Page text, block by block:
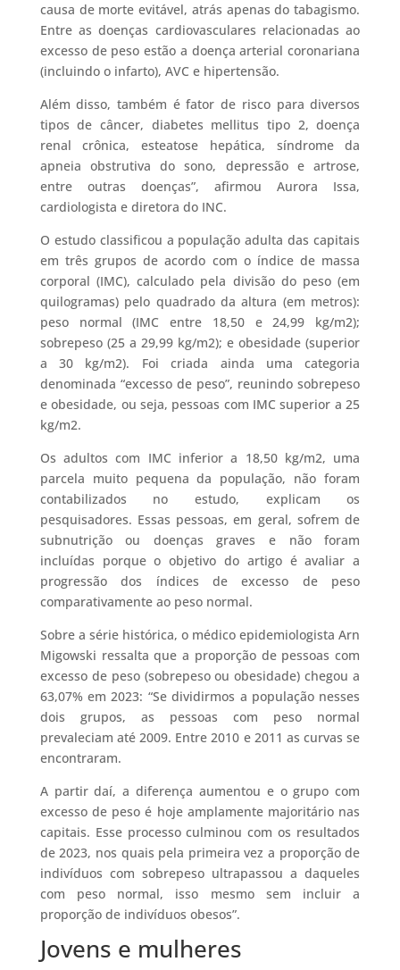
causa de morte evitável, atrás apenas do tabagismo.
Entre as doenças cardiovasculares relacionadas ao
excesso de peso estão a doença arterial coronariana
(incluindo o infarto), AVC e hipertensão.
Além disso, também é fator de risco para diversos
tipos de câncer, diabetes mellitus tipo 2, doença
renal crônica, esteatose hepática, síndrome da
apneia obstrutiva do sono, depressão e artrose,
entre outras doenças”, afirmou Aurora Issa,
cardiologista e diretora do INC.
O estudo classificou a população adulta das capitais
em três grupos de acordo com o índice de massa
corporal (IMC), calculado pela divisão do peso (em
quilogramas) pelo quadrado da altura (em metros):
peso normal (IMC entre 18,50 e 24,99 kg/m2);
sobrepeso (25 a 29,99 kg/m2); e obesidade (superior
a 30 kg/m2). Foi criada ainda uma categoria
denominada “excesso de peso”, reunindo sobrepeso
e obesidade, ou seja, pessoas com IMC superior a 25
kg/m2.
Os adultos com IMC inferior a 18,50 kg/m2, uma
parcela muito pequena da população, não foram
contabilizados no estudo, explicam os
pesquisadores. Essas pessoas, em geral, sofrem de
subnutrição ou doenças graves e não foram
incluídas porque o objetivo do artigo é avaliar a
progressão dos índices de excesso de peso
comparativamente ao peso normal.
Sobre a série histórica, o médico epidemiologista Arn
Migowski ressalta que a proporção de pessoas com
excesso de peso (sobrepeso ou obesidade) chegou a
63,07% em 2023: “Se dividirmos a população nesses
dois grupos, as pessoas com peso normal
prevaleciam até 2009. Entre 2010 e 2011 as curvas se
encontraram.
A partir daí, a diferença aumentou e o grupo com
excesso de peso é hoje amplamente majoritário nas
capitais. Esse processo culminou com os resultados
de 2023, nos quais pela primeira vez a proporção de
indivíduos com sobrepeso ultrapassou a daqueles
com peso normal, isso mesmo sem incluir a
proporção de indivíduos obesos”.
Jovens e mulheres